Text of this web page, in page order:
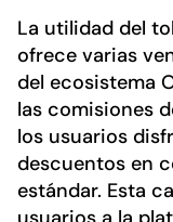
La utilidad del
ofrece varias
del ecosistema
las comisiones
los usuarios
descuentos en
estándar. Esta